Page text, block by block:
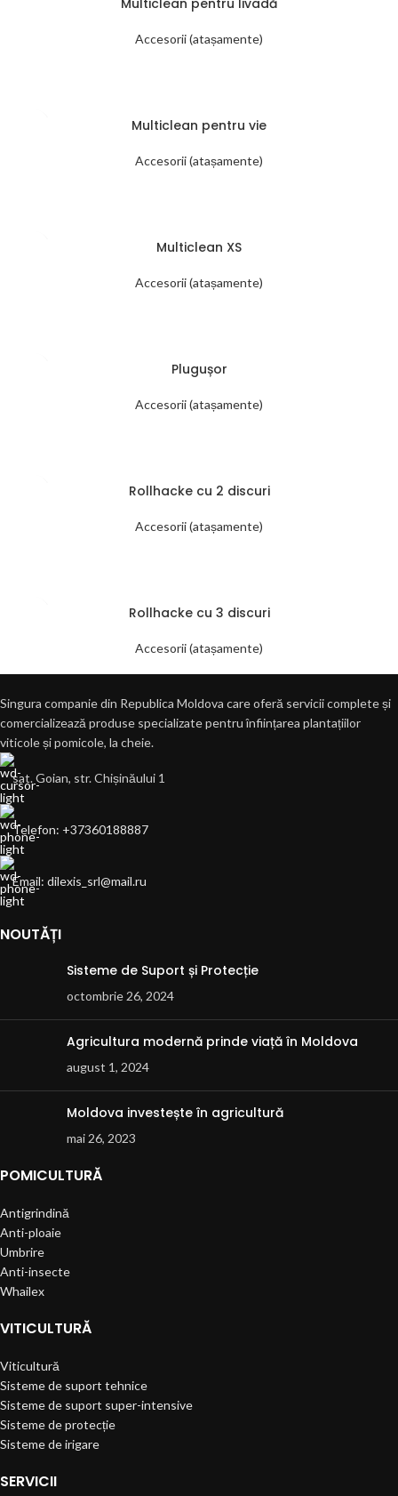
Multiclean pentru livadă
Accesorii (atașamente)
Multiclean pentru vie
Accesorii (atașamente)
Multiclean XS
Accesorii (atașamente)
Plugușor
Accesorii (atașamente)
Rollhacke cu 2 discuri
Accesorii (atașamente)
Rollhacke cu 3 discuri
Accesorii (atașamente)
Singura companie din Republica Moldova care oferă servicii complete și
comercializează produse specializate pentru înființarea plantațiilor
viticole și pomicole, la cheie.
sat. Goian, str. Chișinăului 1
Telefon: +37360188887
Email: dilexis_srl@mail.ru
NOUTĂȚI
Sisteme de Suport și Protecție
octombrie 26, 2024
Agricultura modernă prinde viață în Moldova
august 1, 2024
Moldova investește în agricultură
mai 26, 2023
POMICULTURĂ
Antigrindină
Anti-ploaie
Umbrire
Anti-insecte
Whailex
VITICULTURĂ
Viticultură
Sisteme de suport tehnice
Sisteme de suport super-intensive
Sisteme de protecție
Sisteme de irigare
SERVICII